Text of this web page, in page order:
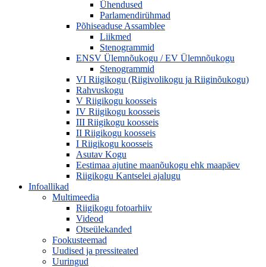
Ühendused
Parlamendirühmad
Põhiseaduse Assamblee
Liikmed
Stenogrammid
ENSV Ülemnõukogu / EV Ülemnõukogu
Stenogrammid
VI Riigikogu (Riigivolikogu ja Riiginõukogu)
Rahvuskogu
V Riigikogu koosseis
IV Riigikogu koosseis
III Riigikogu koosseis
II Riigikogu koosseis
I Riigikogu koosseis
Asutav Kogu
Eestimaa ajutine maanõukogu ehk maapäev
Riigikogu Kantselei ajalugu
Infoallikad
Multimeedia
Riigikogu fotoarhiiv
Videod
Otseülekanded
Fookusteemad
Uudised ja pressiteated
Uuringud